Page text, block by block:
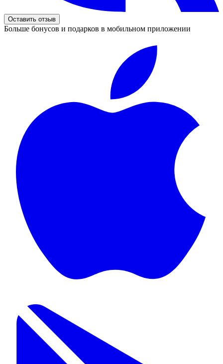
Оставить отзыв
Больше бонусов и подарков в мобильном приложении